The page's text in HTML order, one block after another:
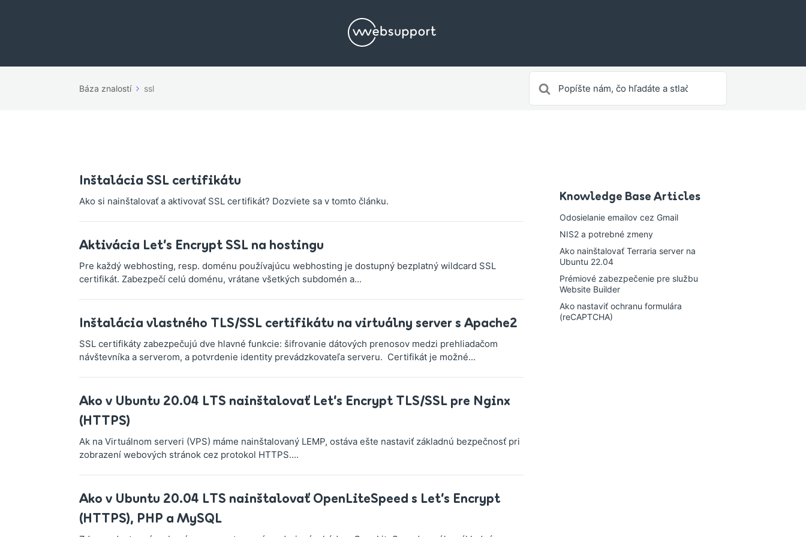
Báza znalostí ssl
pre
Inštalácia SSL certifikátu
Ako si nainštalovať a aktivovať SSL certifikát? Dozviete sa v tomto článku.
Aktivácia Let’s Encrypt SSL na hostingu
Pre každý webhosting, resp. doménu používajúcu webhosting je dostupný bezplatný wildcard SSL
certifikát. Zabezpečí celú doménu, vrátane všetkých subdomén a...
Inštalácia vlastného TLS/SSL certifikátu na virtuálny server s Apache2
SSL certifikáty zabezpečujú dve hlavné funkcie: šifrovanie dátových prenosov medzi prehliadačom
návštevníka a serverom, a potvrdenie identity prevádzkovateľa serveru. Certifikát je možné...
Ako v Ubuntu 20.04 LTS nainštalovať Let’s Encrypt TLS/SSL pre Nginx
(HTTPS)
Ak na Virtuálnom serveri (VPS) máme nainštalovaný LEMP, ostáva ešte nastaviť základnú bezpečnosť pri
zobrazení webových stránok cez protokol HTTPS....
Ako v Ubuntu 20.04 LTS nainštalovať OpenLiteSpeed s Let’s Encrypt
(HTTPS), PHP a MySQL
Knowledge Base Articles
Odosielanie emailov cez Gmail
NIS2 a potrebné zmeny
Ako nainštalovať Terraria server na
Ubuntu 22.04
Prémiové zabezpečenie pre službu
Website Builder
Ako nastaviť ochranu formulára
(reCAPTCHA)